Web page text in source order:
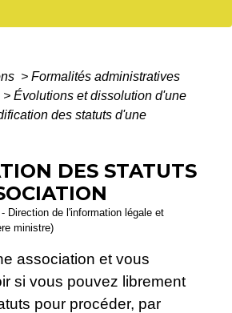
> Formalités administratives
> Évolutions et dissolution d'une
des statuts d'une
DES STATUTS
Direction de l'information légale et
ministre)
association et vous
si vous pouvez librement
pour procéder, par